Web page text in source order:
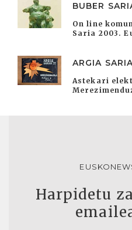
BUBER
On line
Saria 2003.
ARGIA
Astekari
Harpidetu